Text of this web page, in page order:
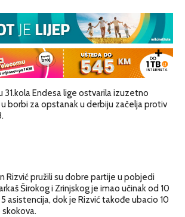
31.kola Endesa lige ostvarila izuzetno
borbi za opstanak u derbiju začelja protiv
Rizvić pružili su dobre partije u pobjedi
Širokog i Zrinjskog je imao učinak od 10
asistencija, dok je Rizvić takođe ubacio 10